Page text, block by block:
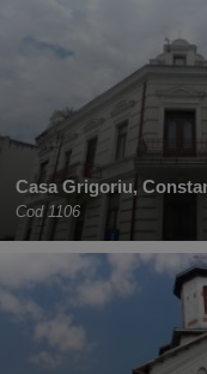
Casa Grigoriu,
Cod 1106